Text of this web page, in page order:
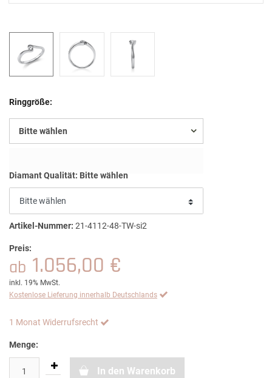
Ringgröße:
Bitte wählen
Diamant Qualität: Bitte wählen
Artikel-Nummer: 21-4112-48-TW-si2
Preis:
ab 1.056,00 €
inkl. 19% MwSt.
Kostenlose Lieferung innerhalb Deutschlands
1 Monat Widerrufsrecht
Menge:
In den Warenkorb